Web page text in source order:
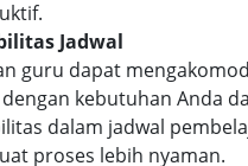
Jadwal
guru dapat
kebutuhan Anda
dalam jadwal
proses lebih nyaman.